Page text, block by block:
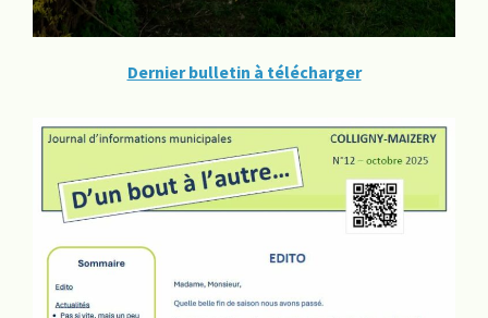
Dernier bulletin à télécharger